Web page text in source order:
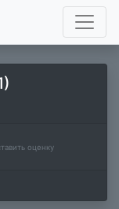
оценку